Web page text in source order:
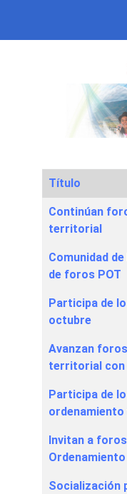
Articles
Título
Continúan
territorial
Comunidad
de foros POT
Participa de
octubre
Avanzan
territorial con
Participa de
Invitan a
Socialización